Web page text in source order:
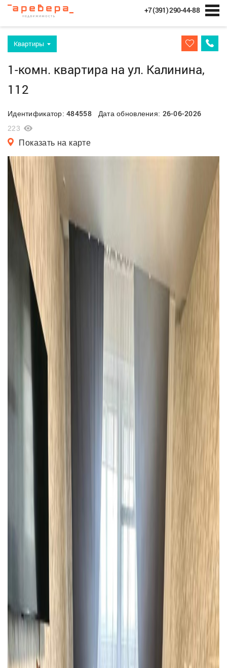
+7 (391) 290-44-88
Квартиры
1-комн. квартира на ул. Калинина,
112
Идентификатор:484558Дата обновления: 26-06-2026
223
Показать на карте